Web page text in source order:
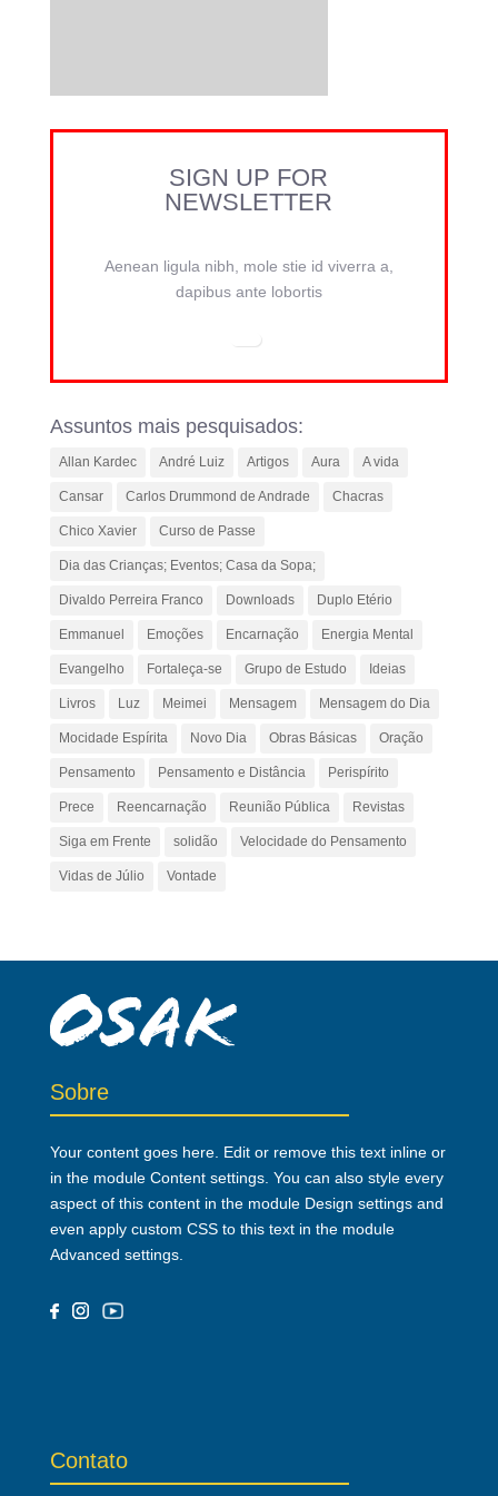
SIGN UP FOR
NEWSLETTER
Aenean ligula nibh, mole stie id viverra a,
dapibus ante lobortis
Assuntos mais pesquisados:
Allan Kardec André Luiz Artigos Aura A vida
Cansar Carlos Drummond de Andrade Chacras
Chico Xavier Curso de Passe
Dia das Crianças; Eventos; Casa da Sopa;
Divaldo Perreira Franco Downloads Duplo Etério
Emmanuel Emoções Encarnação Energia Mental
Evangelho Fortaleça-se Grupo de Estudo Ideias
Livros Luz Meimei Mensagem Mensagem do Dia
Mocidade Espírita Novo Dia Obras Básicas Oração
Pensamento Pensamento e Distância Perispírito
Prece Reencarnação Reunião Pública Revistas
Siga em Frente solidão Velocidade do Pensamento
Vidas de Júlio Vontade
Sobre
Your content goes here. Edit or remove this text inline or
in the module Content settings. You can also style every
aspect of this content in the module Design settings and
even apply custom CSS to this text in the module
Advanced settings.
Contato